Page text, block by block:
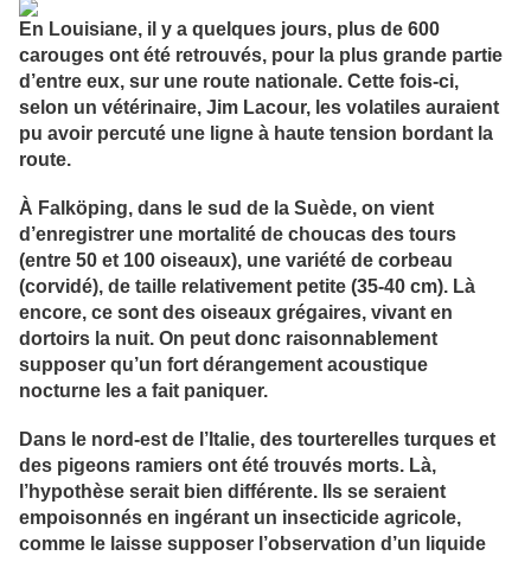
En Louisiane, il y a quelques jours, plus de 600
carouges ont été retrouvés, pour la plus grande partie
d’entre eux, sur une route nationale. Cette fois-ci,
selon un vétérinaire, Jim Lacour, les volatiles auraient
pu avoir percuté une ligne à haute tension bordant la
route.
À Falköping, dans le sud de la Suède, on vient
d’enregistrer une mortalité de choucas des tours
(entre 50 et 100 oiseaux), une variété de corbeau
(corvidé), de taille relativement petite (35-40 cm). Là
encore, ce sont des oiseaux grégaires, vivant en
dortoirs la nuit. On peut donc raisonnablement
supposer qu’un fort dérangement acoustique
nocturne les a fait paniquer.
Dans le nord-est de l’Italie, des tourterelles turques et
des pigeons ramiers ont été trouvés morts. Là,
l’hypothèse serait bien différente. Ils se seraient
empoisonnés en ingérant un insecticide agricole,
comme le laisse supposer l’observation d’un liquide